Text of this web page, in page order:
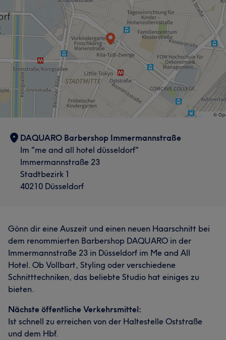
Was unsere Kunden über Dominic sagen
Professionell 26 Kompetent 19 Talentiert 19
DAQUARO Barbershop Immermannstraße
Im "me and all hotel düsseldorf"
Immermannstraße 23
Stadtbezirk 1
40210 Düsseldorf
Gönn dir eine Auszeit und einen neuen Haarschnitt bei
dem renommierten Barbershop DAQUARO in der
Immermannstraße 23 in Düsseldorf im Me and All
Hotel. Ob Vollbart, Styling oder verschiedene
Schnitttechniken, das beliebte Studio hat einiges zu
bieten.
Nächste öffentliche Verkehrsmittel:
Ist schnell zu erreichen von der Haltestelle Oststraße
und dem Hbf.